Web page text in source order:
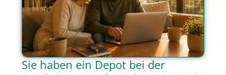
Sie haben ein Depot bei der